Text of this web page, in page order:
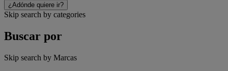
¿Adónde quiere ir?
Skip search by categories
Buscar por
Skip search by Marcas